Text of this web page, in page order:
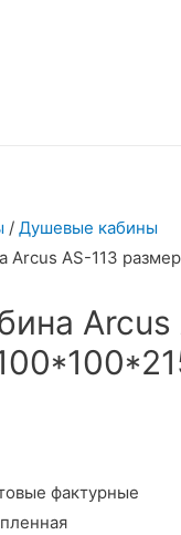
/ Душевые кабины
Arcus AS-113 размер
Arcus
фактурные